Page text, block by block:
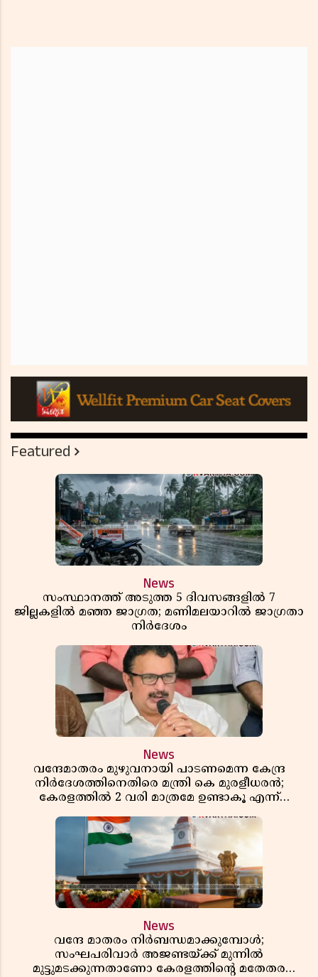
Featured
News
സംസ്ഥാനത്ത് അടുത്ത 5 ദിവസങ്ങളിൽ 7
ജില്ലകളിൽ മഞ്ഞ ജാഗ്രത; മണിമലയാറിൽ ജാഗ്രതാ
നിർദേശം
News
വന്ദേമാതരം മുഴുവനായി പാടണമെന്ന കേന്ദ്ര
നിർദേശത്തിനെതിരെ മന്ത്രി കെ മുരളീധരൻ;
കേരളത്തിൽ 2 വരി മാത്രമേ ഉണ്ടാകൂ എന്ന്
News
വന്ദേ മാതരം നിർബന്ധമാക്കുമ്പോൾ;
സംഘപരിവാർ അജണ്ടയ്ക്ക് മുന്നിൽ
മുട്ടുമടക്കുന്നതാണോ കേരളത്തിന്റെ മതേതര